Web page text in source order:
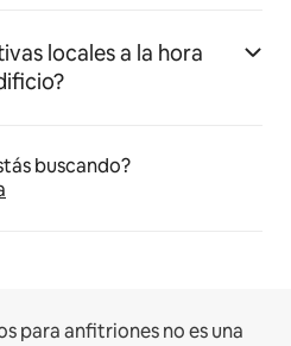
locales a la hora
buscando?
para anfitriones no es una